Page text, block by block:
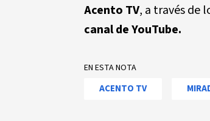
Acento TV, a través de
canal de YouTube.
EN ESTA NOTA
ACENTO TV